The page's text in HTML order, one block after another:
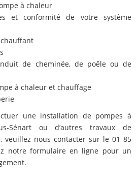
à chaleur
et conformité de votre système
de cheminée, de poêle ou de
à chaleur et chauffage
une installation de pompes à
Sénart ou d’autres travaux de
veuillez nous contacter sur le 01 85
notre formulaire en ligne pour un